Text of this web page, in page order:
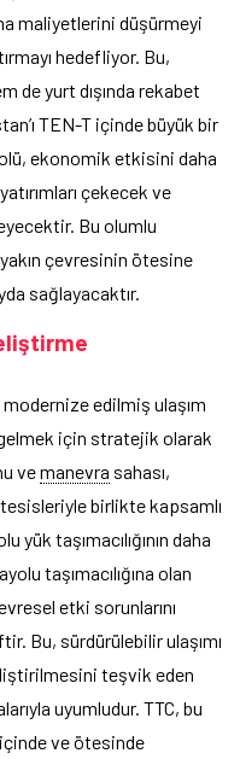
maliyetlerini düşürmeyi
hedefliyor. Bu,
de yurt dışında rekabet
TEN-T içinde büyük bir
ekonomik etkisini daha
çekecek ve
Bu olumlu
çevresinin ötesine
sağlayacaktır.
edilmiş ulaşım
için stratejik olarak
vemanevra sahası,
birlikte kapsamlı
taşımacılığının daha
taşımacılığına olan
etki sorunlarını
Bu, sürdürülebilir ulaşımı
teşvik eden
uyumludur. TTC, bu
ve ötesinde